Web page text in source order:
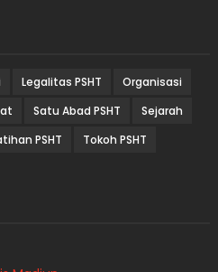
Legalitas PSHT
Organisasi
Satu Abad PSHT
Sejarah
PSHT
Tokoh PSHT